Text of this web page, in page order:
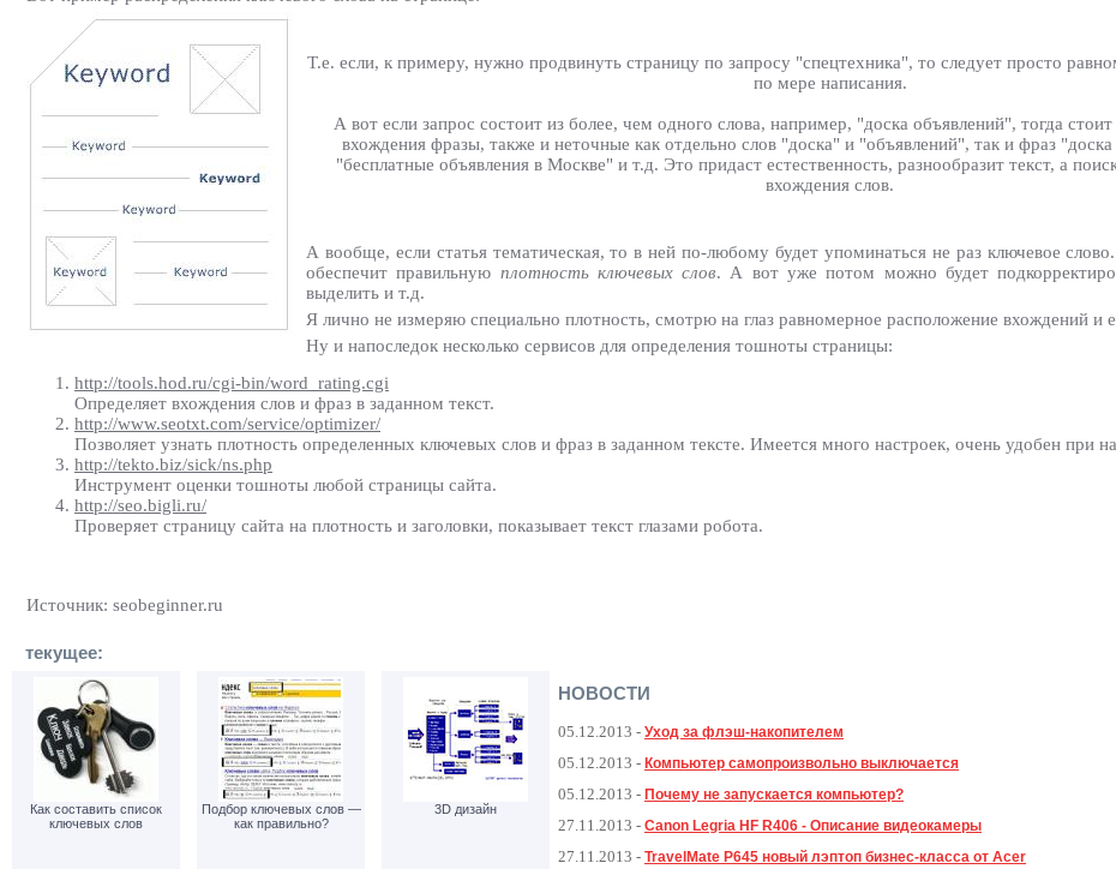
Т.е. если, к примеру, нужно продвинуть страницу по запросу "спецтехника", то следует просто
по мере написания.
А вот если запрос состоит из более, чем одного слова, например, "доска объявлений", тогда
вхождения фразы, также и неточные как отдельно слов "доска" и "объявлений", так и фраз
"бесплатные объявления в Москве" и т.д. Это придаст естественность, разнообразит текст, а
вхождения слов.
А вообще, если статья тематическая, то в ней по-любому будет упоминаться не раз ключевое
обеспечит правильную плотность ключевых слов. А вот уже потом можно будет
выделить и т.д.
Я лично не измеряю специально плотность, смотрю на глаз равномерное расположение вхождений и
Ну и напоследок несколько сервисов для определения тошноты страницы:
http://tools.hod.ru/cgi-bin/word_rating.cgi
Определяет вхождения слов и фраз в заданном текст.
http://www.seotxt.com/service/optimizer/
Позволяет узнать плотность определенных ключевых слов и фраз в заданном тексте. Имеется много настроек, очень удобен при
http://tekto.biz/sick/ns.php
Инструмент оценки тошноты любой страницы сайта.
http://seo.bigli.ru/
Проверяет страницу сайта на плотность и заголовки, показывает текст глазами робота.
Источник: seobeginner.ru
текущее:
Как составить список
ключевых слов
Подбор ключевых слов —
как правильно?
3D дизайн
НОВОСТИ
05.12.2013 - Уход за флэш-накопителем
05.12.2013 - Компьютер самопроизвольно выключается
05.12.2013 - Почему не запускается компьютер?
27.11.2013 - Canon Legria HF R406 - Описание видеокамеры
27.11.2013 - TravelMate P645 новый лэптоп бизнес-класса от Acer